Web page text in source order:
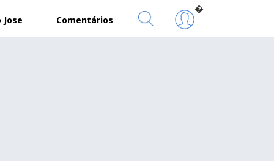
Comentários
�